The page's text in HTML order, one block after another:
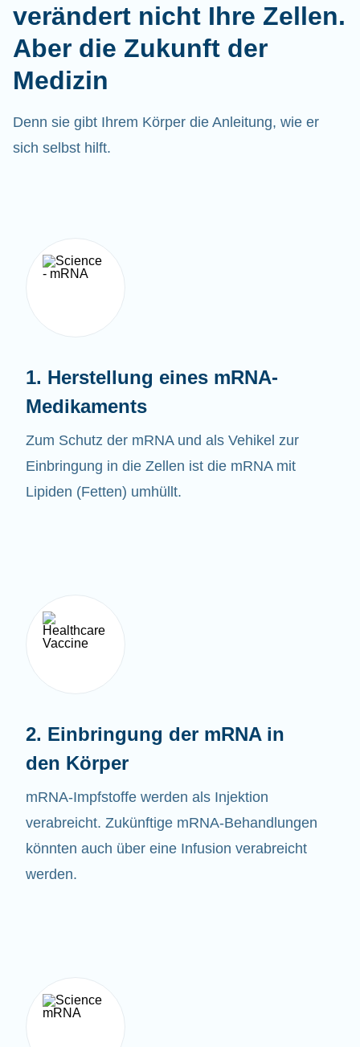
verändert nicht Ihre Zellen.
Aber die Zukunft der
Medizin
Denn sie gibt Ihrem Körper die Anleitung, wie er
sich selbst hilft.
1. Herstellung eines mRNA-
Medikaments
Zum Schutz der mRNA und als Vehikel zur
Einbringung in die Zellen ist die mRNA mit
Lipiden (Fetten) umhüllt.
2. Einbringung der mRNA in
den Körper
mRNA-Impfstoffe werden als Injektion
verabreicht. Zukünftige mRNA-Behandlungen
könnten auch über eine Infusion verabreicht
werden.